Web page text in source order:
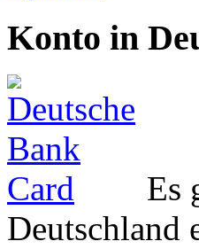
Konto in
Es
Deutsch­land